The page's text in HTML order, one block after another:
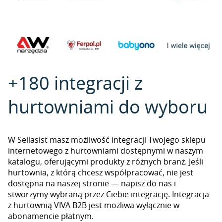
+180 integracji z
hurtowniami do wyboru
W Sellasist masz możliwość integracji Twojego sklepu
internetowego z hurtowniami dostępnymi w naszym
katalogu, oferującymi produkty z różnych branż. Jeśli
hurtownia, z którą chcesz współpracować, nie jest
dostępna na naszej stronie — napisz do nas i
stworzymy wybraną przez Ciebie integrację. Integracja
z hurtownią VIVA B2B jest możliwa wyłącznie w
abonamencie płatnym.